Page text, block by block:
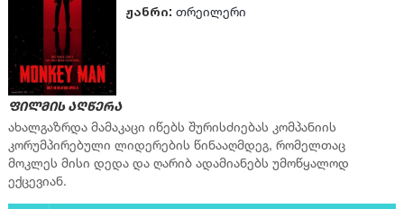
ჟანრი: თრეილერი
ფილმის აღწერა
ახალგაზრდა მამაკაცი იწებს შურისძიებას კომპანიის
კორუმპირებული ლიდერების წინააღმდეგ, რომელთაც
მოკლეს მისი დედა და ღარიბ ადამიანებს უმოწყალოდ
ექცევიან.